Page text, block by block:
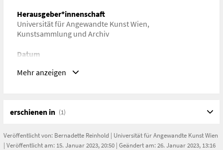
Herausgeber*innenschaft
Universität für Angewandte Kunst Wien,
Kunstsammlung und Archiv
Datum
URL
zentrum/news/2022-11-28-im-memoriam-mag-a-
gertrud-held-1939-2022/
Mehr anzeigen
erschienen in (1)
Veröffentlicht von: Bernadette Reinhold | Universität für Angewandte Kunst Wien
| Veröffentlicht am: 15. Januar 2023, 20:50 | Geändert am: 26. Januar 2023, 13:16